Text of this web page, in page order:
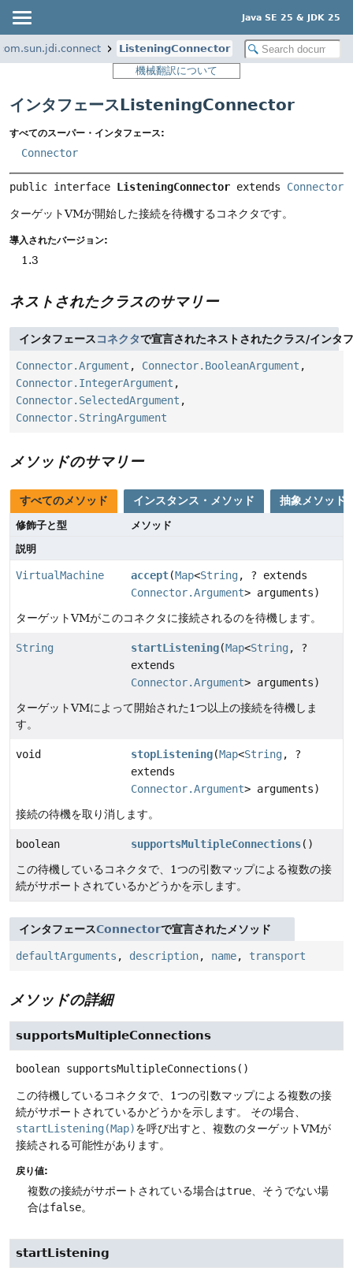
Java SE 25 & JDK 25
ListeningConnector
機械翻訳について
インタフェースListeningConnector
すべてのスーパー・インタフェース:
Connector
public interface ListeningConnector extends Connector
ターゲットVMが開始した接続を待機するコネクタです。
導入されたバージョン:
1.3
ネストされたクラスのサマリー
インタフェースコネクタで宣言されたネストされたクラス/インタ
Connector.Argument , Connector.BooleanArgument ,
Connector.IntegerArgument ,
Connector.SelectedArgument ,
Connector.StringArgument
メソッドのサマリー
すべてのメソッド インスタンス・メソッド 抽象メソッド
修飾子と型
メソッド
説明
VirtualMachine accept(Map<String, ? extends
Connector.Argument> arguments)
ターゲットVMがこのコネクタに接続されるのを待機します。
String startListening(Map<String , ?
extends
Connector.Argument> arguments)
ターゲットVMによって開始された1つ以上の接続を待機しま
す。
void stopListening(Map<String, ?
extends
Connector.Argument> arguments)
接続の待機を取り消します。
boolean supportsMultipleConnections()
この待機しているコネクタで、1つの引数マップによる複数の接
続がサポートされているかどうかを示します。
インタフェースConnectorで宣言されたメソッド
defaultArguments , description, name, transport
メソッドの詳細
supportsMultipleConnections
boolean supportsMultipleConnections ()
この待機しているコネクタで、1つの引数マップによる複数の接
続がサポートされているかどうかを示します。
その場合、
startListening(Map)を呼び出すと、複数のターゲットVMが
接続される可能性があります。
戻り値:
複数の接続がサポートされている場合はtrue 、そうでない場
合はfalse。
startListening